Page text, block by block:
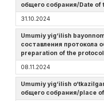
общего собрания/Date of
31.10.2024
Umumiy yig‘ilish
составления протокола
preparation of the
08.11.2024
Umumiy yig‘ilish
общего собрания/place